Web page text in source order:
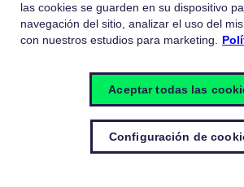
las cookies se guarden en su dispositivo
navegación del sitio, analizar el uso del
con nuestros estudios para marketing.
Configuración de
Aceptar todas las